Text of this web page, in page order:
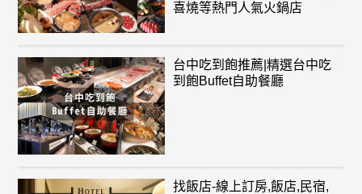
喜燒等熱門人氣火鍋店
台中吃到飽推薦|精選台中吃
到飽Buffet自助餐廳
找飯店-線上訂房,飯店,民宿,